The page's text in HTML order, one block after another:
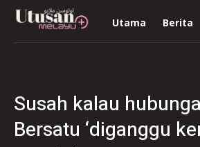
Utama Berita
Susah kalau
Bersatu ‘diganggu